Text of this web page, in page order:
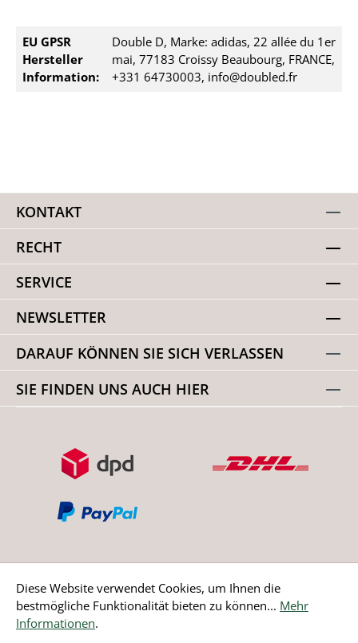
EU GPSR
Hersteller
Information:
Double D, Marke: adidas, 22 allée du 1er
mai, 77183 Croissy Beaubourg, FRANCE,
+331 64730003, info@doubled.fr
KONTAKT
RECHT
SERVICE
NEWSLETTER
DARAUF KÖNNEN SIE SICH VERLASSEN
SIE FINDEN UNS AUCH HIER
Bestellung widerrufen
Diese Website verwendet Cookies, um Ihnen die
bestmögliche Funktionalität bieten zu können... Mehr
Informationen.